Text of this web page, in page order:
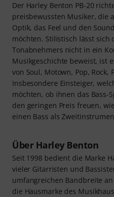
Der Harley Benton PB-20
preisbewussten Musiker, die
Optik, das Feel und den
möchten. Stilistisch lässt sich
Tonabnehmers nicht in ein
Musikgeschichte beweist, ist
von Soul, Motown, Pop, Rock,
Insbesondere Einsteiger,
möchten, ob ihnen das Bass-
den geringen Preis freuen,
einen Bass als
Über Harley Benton
Seit 1998 bedient die Marke
vieler Gitarristen und
umfangreichen Bandbreite
die Hausmarke des